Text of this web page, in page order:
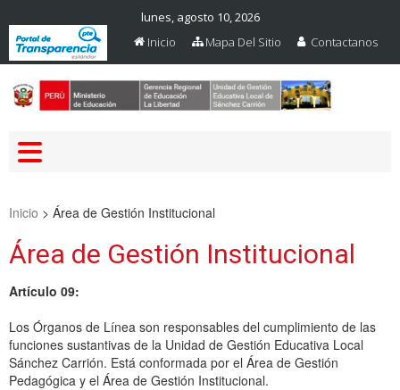
lunes, agosto 10, 2026
Inicio
Mapa Del Sitio Contactanos
Inicio > Área de Gestión Institucional
Área de Gestión Institucional
Artículo 09:
Los Órganos de Línea son responsables del cumplimiento de las
funciones sustantivas de la Unidad de Gestión Educativa Local
Sánchez Carrión. Está conformada por el Área de Gestión
Pedagógica y el Área de Gestión Institucional.